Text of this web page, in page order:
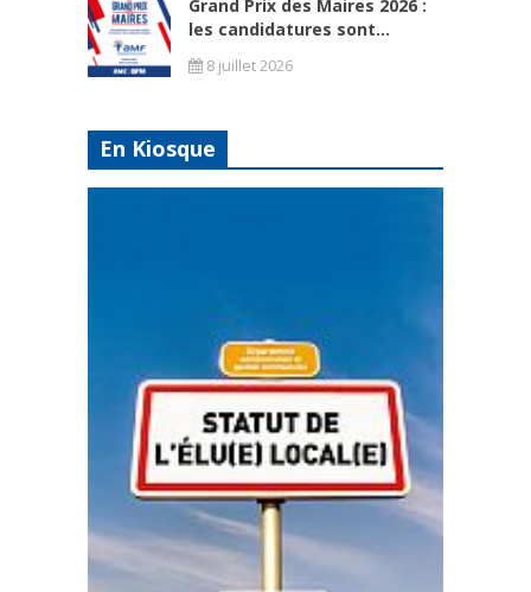
Grand Prix des Maires 2026 :
les candidatures sont...
8 juillet 2026
En Kiosque